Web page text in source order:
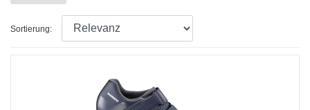
Sortierung: